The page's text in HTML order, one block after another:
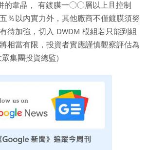
的韋晶， 有鍍膜一○○層以上且控制
％以內實力外，其他廠商不僅鍍膜須努
待加強，切入 DWDM 模組若只能到組
相當有限，投資者實應謹慎觀察評估為
集團投資總監)